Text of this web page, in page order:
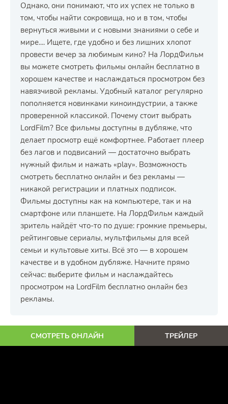
Однако, они понимают, что их успех не только в
том, чтобы найти сокровища, но и в том, чтобы
вернуться живыми и с новыми знаниями о себе и
мире.... Ищете, где удобно и без лишних хлопот
провести вечер за любимым кино? На ЛордФильм
вы можете смотреть фильмы онлайн бесплатно в
хорошем качестве и наслаждаться просмотром без
навязчивой рекламы. Удобный каталог регулярно
пополняется новинками киноиндустрии, а также
проверенной классикой. Почему стоит выбрать
LordFilm? Все фильмы доступны в дубляже, что
делает просмотр ещё комфортнее. Работает плеер
без лагов и подвисаний — достаточно выбрать
нужный фильм и нажать «play». Возможность
смотреть бесплатно онлайн и без рекламы —
никакой регистрации и платных подписок.
Фильмы доступны как на компьютере, так и на
смартфоне или планшете. На ЛордФильм каждый
зритель найдёт что-то по душе: громкие премьеры,
рейтинговые сериалы, мультфильмы для всей
семьи и культовые хиты. Всё это — в хорошем
качестве и в удобном дубляже. Начните прямо
сейчас: выберите фильм и наслаждайтесь
просмотром на LordFilm бесплатно онлайн без
рекламы.
СМОТРЕТЬ ОНЛАЙН ТРЕЙЛЕР